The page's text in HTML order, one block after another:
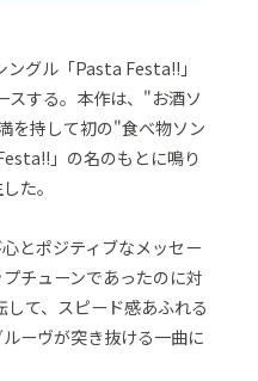
グル「Pasta Festa!!」
スする。本作は、"お酒ソ
を持して初の"食べ物ソン
」の名のもとに鳴り
た。
とポジティブなメッセー
チューンであったのに対
て、スピード感あふれる
ーヴが突き抜ける一曲に